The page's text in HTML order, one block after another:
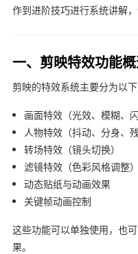
作到进阶技巧进行系统讲解
一、剪映特效功能
剪映的特效系统主要分为以下
画面特效（光效、模糊、闪
人物特效（抖动、分身、残
转场特效（镜头切换）
滤镜特效（色彩风格调整）
动态贴纸与动画效果
关键帧动画控制
这些功能可以单独使用，也
果。